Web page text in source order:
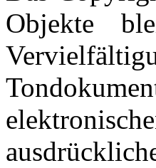
Objekte